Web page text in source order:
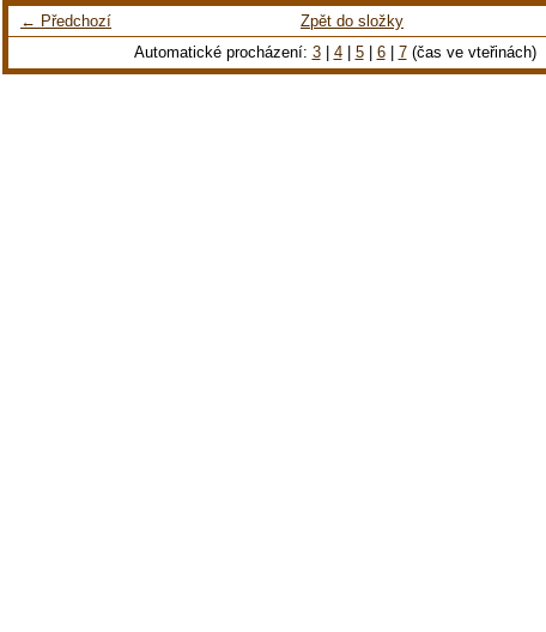
← Předchozí
Zpět do složky
Automatické procházení: 3| 4| 5| 6| 7(čas ve vteřinách)